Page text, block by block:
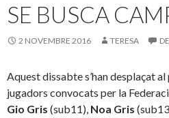
SE BUSCA
2 NOVEMBRE 2016 TERESA
Aquest dissabte s’han desplaçat
jugadors convocats per la
Gio Gris (sub11), Noa Gris